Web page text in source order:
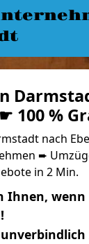
100 %
nach
➨
in 2 Min.
Ihnen,